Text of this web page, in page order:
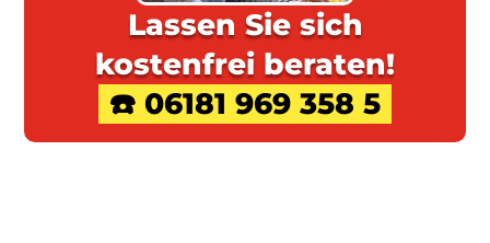
Lassen Sie sich
kostenfrei beraten!
☎️ 06181 969 358 5